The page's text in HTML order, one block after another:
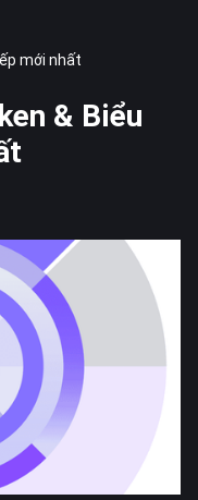
mới nhất
& Biểu